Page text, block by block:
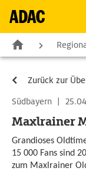
Zurück zur
Südbayern |
Maxlrainer
Grandioses
15 000 Fans sind
zum Maxlrainer